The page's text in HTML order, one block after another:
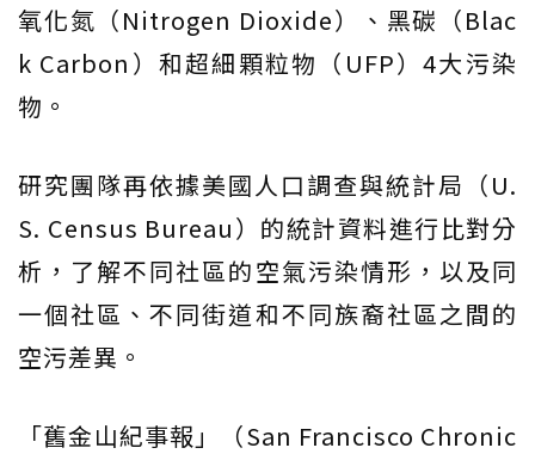
氧化氮（Nitrogen Dioxide）、黑碳（Blac
k Carbon）和超細顆粒物（UFP）4大污染
物。
研究團隊再依據美國人口調查與統計局（U.
S. Census Bureau）的統計資料進行比對分
析，了解不同社區的空氣污染情形，以及同
一個社區、不同街道和不同族裔社區之間的
空污差異。
「舊金山紀事報」（San Francisco Chronic